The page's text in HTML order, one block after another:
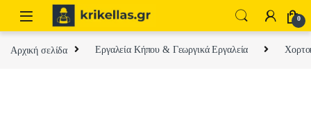
Skip to navigation
Skip to content
0
Αρχική σελίδα Εργαλεία Κήπου & Γεωργικά Εργαλεία